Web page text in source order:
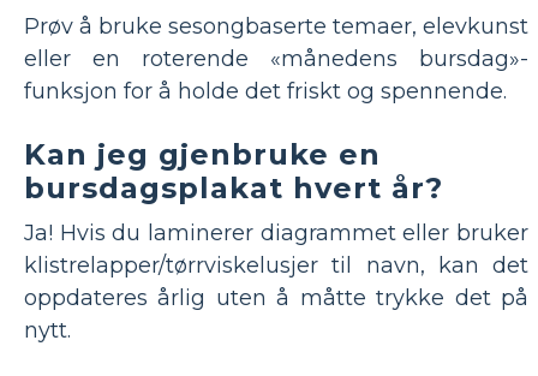
Prøv å bruke sesongbaserte temaer, elevkunst
eller en roterende «månedens bursdag»-
funksjon for å holde det friskt og spennende.
Kan jeg gjenbruke en
bursdagsplakat hvert år?
Ja! Hvis du laminerer diagrammet eller bruker
klistrelapper/tørrviskelusjer til navn, kan det
oppdateres årlig uten å måtte trykke det på
nytt.